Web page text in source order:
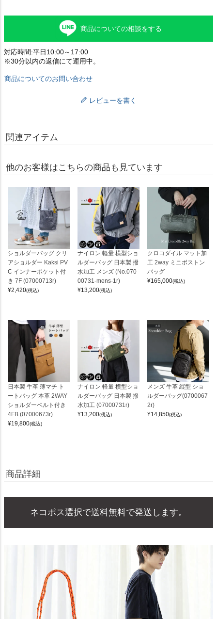
商品についての相談をする
対応時間:平日10:00～17:00
※30分以内の返信にて運用中。
商品についてのお問い合わせ
レビューを書く
関連アイテム
他のお客様はこちらの商品も見ています
ショルダーバッグ クリ
アショルダー Kaksi PV
C インナーポケット付
き 7F (07000713r)
¥2,420(税込)
ナイロン 軽量 横型ショ
ルダーバッグ 日本製 撥
水加工 メンズ (No.070
00731-mens-1r)
¥13,200(税込)
クロコダイル マット加
工 2way ミニボストン
バッグ
¥165,000(税込)
日本製 牛革 薄マチ ト
ートバッグ 本革 2WAY
ショルダーベルト付き
4FB (07000673r)
¥19,800(税込)
ナイロン 軽量 横型ショ
ルダーバッグ 日本製 撥
水加工 (07000731r)
¥13,200(税込)
メンズ 牛革 縦型 ショ
ルダーバッグ(0700067
2r)
¥14,850(税込)
商品詳細
ネコポス選択で送料無料で発送します。